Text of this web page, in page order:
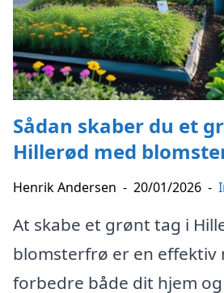
Sådan skaber du et
Hillerød med
Henrik Andersen - 20/01/2026 -
At skabe et grønt tag i
blomsterfrø er en effektiv
forbedre både dit hjem